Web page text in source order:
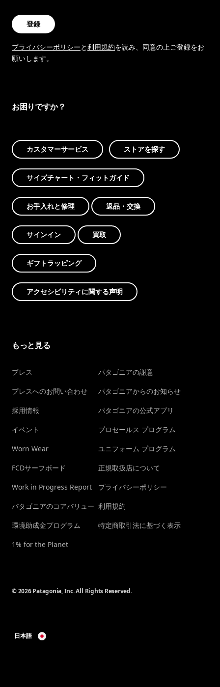
登録
プライバシーポリシーと利用規約を読み、同意の上ご登録をお
願いします。
お困りですか？
カスタマーサービス ストアを探す
サイズチャート・フィットガイド
お手入れと修理 返品・交換
サインイン 買取
ギフトラッピング
アクセシビリティに関する声明
もっと見る
プレス
プレスへのお問い合わせ
採用情報
イベント
Worn Wear
FCDサーフボード
Work in Progress Report
パタゴニアのコアバリュー
環境助成金プログラム
1% for the Planet
パタゴニアの謝意
パタゴニアからのお知らせ
パタゴニアの公式アプリ
プロセールス プログラム
ユニフォーム プログラム
正規取扱店について
プライバシーポリシー
利用規約
特定商取引法に基づく表示
© 2026 Patagonia, Inc. All Rights Reserved.
日本語